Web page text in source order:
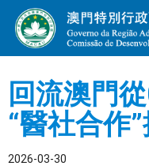
回流澳門
“醫社合作
2026-03-30